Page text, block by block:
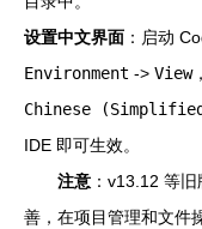
设置中文界面 ：启动
Environment -> View
Chinese
IDE 即可生效。
注意 ：v13.12 等
善，在项目管理和文件